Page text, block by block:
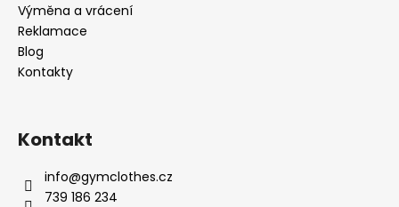
Výměna a vrácení
Reklamace
Blog
Kontakty
Kontakt
info@gymclothes.cz
739 186 234